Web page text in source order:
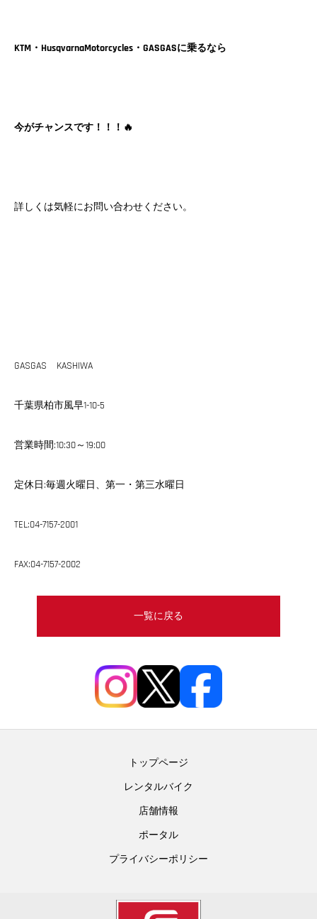
KTM・HusqvarnaMotorcycles・GASGASに乗るなら
今がチャンスです！！！🔥
詳しくは気軽にお問い合わせください。
GASGAS KASHIWA
千葉県柏市風早1-10-5
営業時間:10:30～19:00
定休日:毎週火曜日、第一・第三水曜日
TEL:04-7157-2001
FAX:04-7157-2002
一覧に戻る
トップページ
レンタルバイク
店舗情報
ポータル
プライバシーポリシー